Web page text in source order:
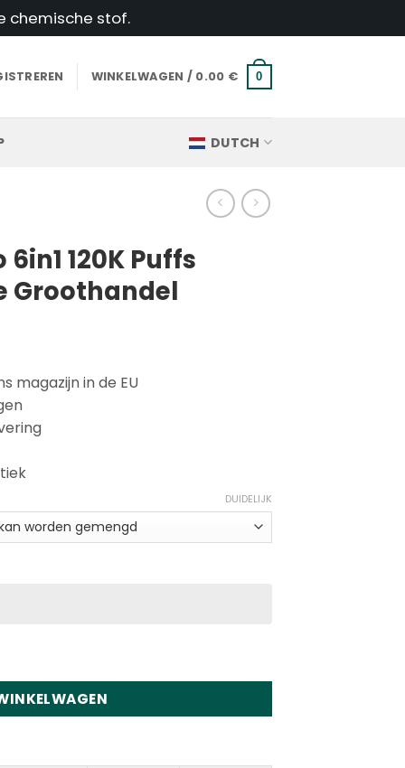
chemische stof.
WINKELWAGEN / 0.00 € 0
DUTCH
6in1 120K Puffs
Groothandel
magazijn in de EU
DUIDELIJK